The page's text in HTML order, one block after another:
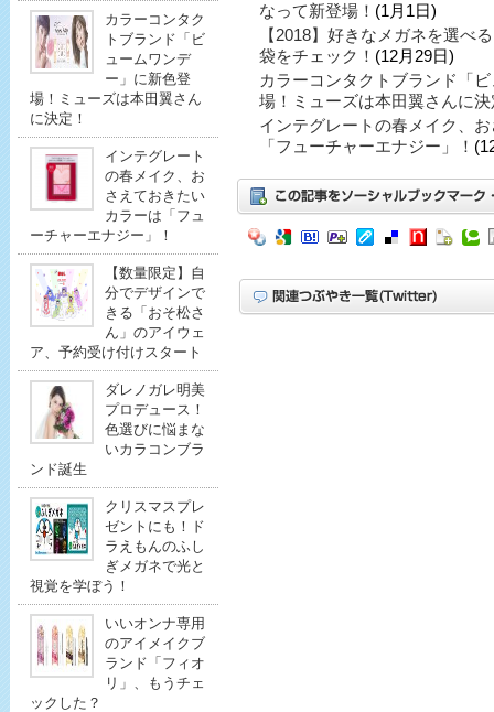
カラーコンタク
トブランド「ビ
ュームワンデ
ー」に新色登
場！ミューズは本田翼さん
に決定！
インテグレート
の春メイク、お
さえておきたい
カラーは「フュ
ーチャーエナジー」！
【数量限定】自
分でデザインで
きる「おそ松さ
ん」のアイウェ
ア、予約受け付けスタート
ダレノガレ明美
プロデュース！
色選びに悩まな
いカラコンブラ
ンド誕生
クリスマスプレ
ゼントにも！ド
ラえもんのふし
ぎメガネで光と
視覚を学ぼう！
いいオンナ専用
のアイメイクブ
ランド「フィオ
リ」、もうチェ
ックした？
なって新登場！ (1月1日)
【2018】好きなメガネを選べ
袋をチェック！ (12月29日)
カラーコンタクトブランド「
場！ミューズは本田翼さんに決
インテグレートの春メイク、
「フューチャーエナジー」！